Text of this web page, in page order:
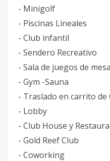
- Minigolf
- Piscinas Lineales
- Club infantil
- Sendero Recreativo
- Sala de juegos de mesa
- Gym -Sauna
- Traslado en carrito de
- Lobby
- Club House y
- Gold Reef Club
- Coworking